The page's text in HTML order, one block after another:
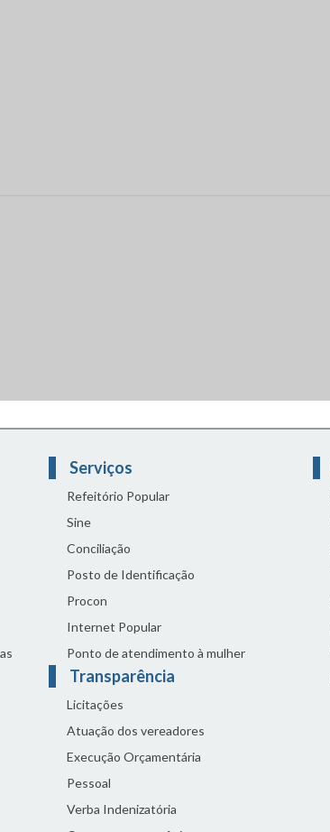
Serviços
Refeitório Popular
Sine
Conciliação
Posto de Identificação
Procon
Internet Popular
Ponto de atendimento à mulher
Transparência
Licitações
Atuação dos vereadores
Execução Orçamentária
Pessoal
Verba Indenizatória